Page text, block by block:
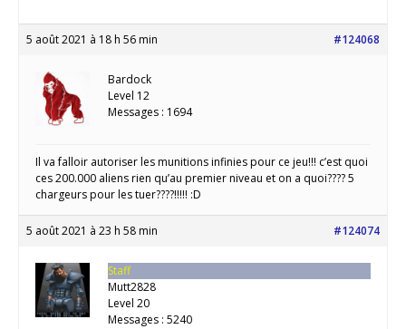
5 août 2021 à 18 h 56 min #124068
Bardock
Level 12
Messages : 1694
Il va falloir autoriser les munitions infinies pour ce jeu!!! c’est quoi
ces 200.000 aliens rien qu’au premier niveau et on a quoi???? 5
chargeurs pour les tuer????!!!!! :D
5 août 2021 à 23 h 58 min #124074
Staff
Mutt2828
Level 20
Messages : 5240